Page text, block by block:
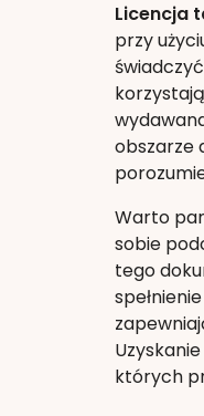
Licencja
przy
obszarze
Warto
sobie
tego
których